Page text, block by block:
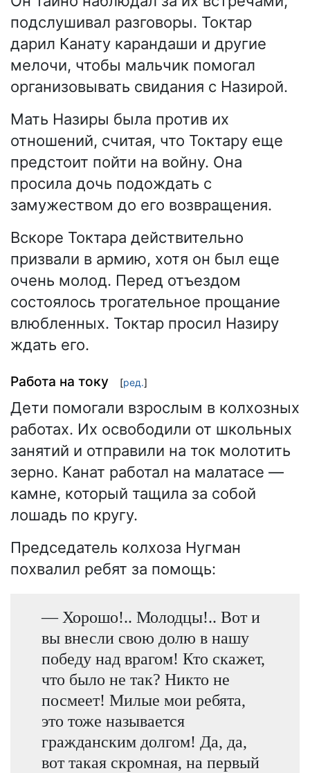
подслушивал разговоры. Токтар
дарил Канату карандаши и другие
мелочи, чтобы мальчик помогал
организовывать свидания с Назирой.
Мать Назиры была против их
отношений, считая, что Токтару еще
предстоит пойти на войну. Она
просила дочь подождать с
замужеством до его возвращения.
Вскоре Токтара действительно
призвали в армию, хотя он был еще
очень молод. Перед отъездом
состоялось трогательное прощание
влюбленных. Токтар просил Назиру
ждать его.
Работа на току [ред.]
Дети помогали взрослым в колхозных
работах. Их освободили от школьных
занятий и отправили на ток молотить
зерно. Канат работал на малатасе —
камне, который тащила за собой
лошадь по кругу.
Председатель колхоза Нугман
похвалил ребят за помощь:
— Хорошо!.. Молодцы!.. Вот и
вы внесли свою долю в нашу
победу над врагом! Кто скажет,
что было не так? Никто не
посмеет! Милые мои ребята,
это тоже называется
гражданским долгом! Да, да,
вот такая скромная, на первый